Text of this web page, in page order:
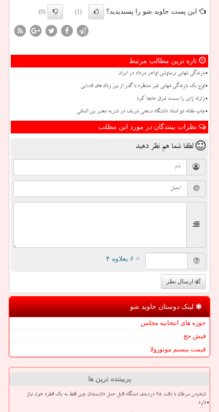
این پست جاوید شو را پسندیدید؟ (1)
(0)
تازه ترین مطالب مرتبط
بارندگی شهابی برساوشی اواخر مرداد در ایران
اوج یک بارندگی شهابی غیر منتظره با گذر از بین زباله های فضایی
زلزله ژاپن را بسمت شرق جابجا کرد
چاپ مقاله دو استاد دانشگاه صنعتی شریف در نشریه معتبر بین المللی
نظرات بینندگان در مورد این مطلب
لطفا شما هم نظر دهید
= ۶ بعلاوه ۴
ارسال نظر
لینک دوستان جاوید شو
حوزه های انتخابیه مجلس
فیش حج
قیمت بیسیم موتورولا
پربیننده ترین ها
تشخیص سرطان با دقت ۹۵ درصدی دستگاه قابل حمل دانشمندان چین فقط به یک قطره خون نیاز
دارد